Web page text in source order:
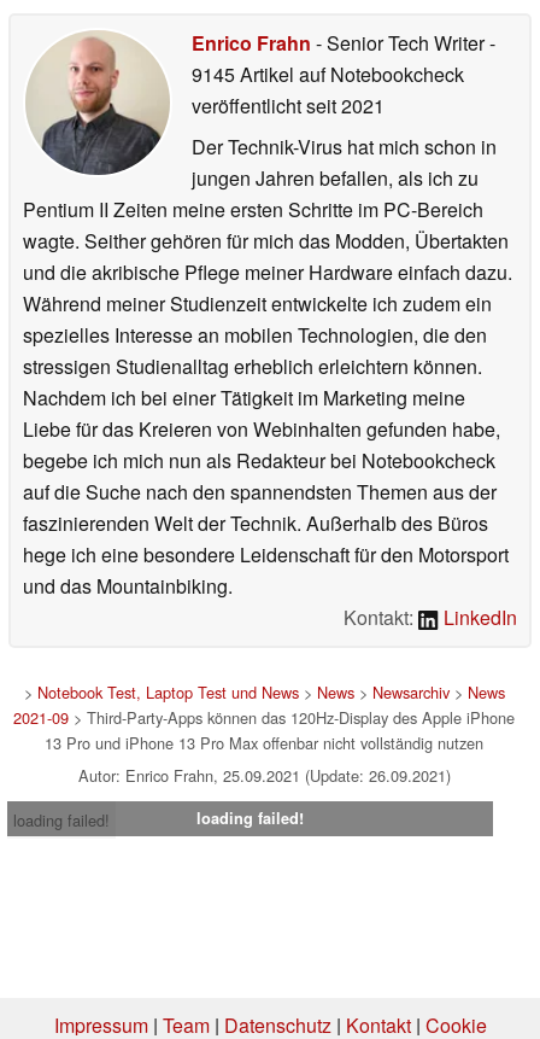
Enrico Frahn - Senior Tech Writer-
9145 Artikel auf Notebookcheck
veröffentlichtseit 2021
Der Technik-Virus hat mich schon in
jungen Jahren befallen, als ich zu
Pentium II Zeiten meine ersten Schritte im PC-Bereich
wagte. Seither gehören für mich das Modden, Übertakten
und die akribische Pflege meiner Hardware einfach dazu.
Während meiner Studienzeit entwickelte ich zudem ein
spezielles Interesse an mobilen Technologien, die den
stressigen Studienalltag erheblich erleichtern können.
Nachdem ich bei einer Tätigkeit im Marketing meine
Liebe für das Kreieren von Webinhalten gefunden habe,
begebe ich mich nun als Redakteur bei Notebookcheck
auf die Suche nach den spannendsten Themen aus der
faszinierenden Welt der Technik. Außerhalb des Büros
hege ich eine besondere Leidenschaft für den Motorsport
und das Mountainbiking.
Kontakt:
LinkedIn
> Notebook Test, Laptop Test und News> News> Newsarchiv> News
2021-09 > Third-Party-Apps können das 120Hz-Display des Apple iPhone
13 Pro und iPhone 13 Pro Max offenbar nicht vollständig nutzen
Autor: Enrico Frahn, 25.09.2021 (Update: 26.09.2021)
loading failed!
loading failed!
Impressum| Team| Datenschutz| Kontakt| Cookie